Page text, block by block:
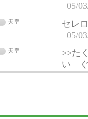
05/
天皇
セレ
05/
天皇
>>た
い ぐ